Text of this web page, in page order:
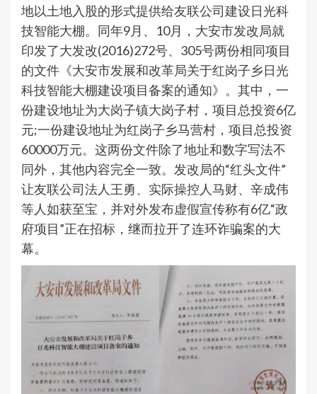
地以土地入股的形式提供给友联公司建设日光科
技智能大棚。同年9月、10月，大安市发改局就
印发了大发改(2016)272号、305号两份相同项目
的文件《大安市发展和改革局关于红岗子乡日光
科技智能大棚建设项目备案的通知》。其中，一
份建设地址为大岗子镇大岗子村，项目总投资6亿
元;一份建设地址为红岗子乡马营村，项目总投资
60000万元。这两份文件除了地址和数字写法不
同外，其他内容完全一致。发改局的“红头文件”
让友联公司法人王勇、实际操控人马财、辛成伟
等人如获至宝，并对外发布虚假宣传称有6亿“政
府项目”正在招标，继而拉开了连环诈骗案的大
幕。